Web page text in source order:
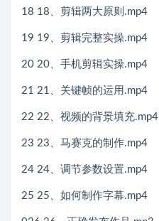
18 18、剪辑两大原则.mp4
19 19、剪辑完整实操.mp4
20 20、手机剪辑实操.mp4
21 21、关键帧的运用.mp4
22 22、视频的背景填充.mp4
23 23、马赛克的制作.mp4
24 24、调节参数设置.mp4
25 25、如何制作字幕.mp4